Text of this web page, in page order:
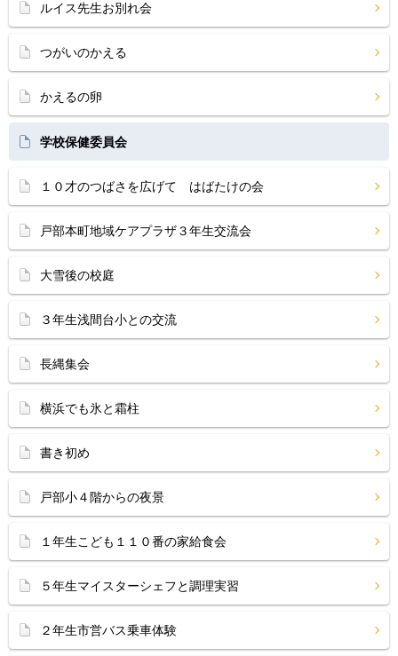
ルイス先生お別れ会
つがいのかえる
かえるの卵
学校保健委員会
１０才のつばさを広げて はばたけの会
戸部本町地域ケアプラザ３年生交流会
大雪後の校庭
３年生浅間台小との交流
長縄集会
横浜でも氷と霜柱
書き初め
戸部小４階からの夜景
１年生こども１１０番の家給食会
５年生マイスターシェフと調理実習
２年生市営バス乗車体験